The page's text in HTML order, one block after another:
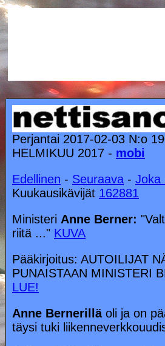
Perjantai 2017-02-03 N:o
HELMIKUU 2017 - mobi
Edellinen - Seuraava - Joka
Kuukausikävijät 162881
Ministeri Anne Berner:
riitä ..." KUVA
Pääkirjoitus: AUTOILIJAT
PUNAISTAAN MINISTERI
LUE!
Anne Bernerilläoli ja on
täysi tuki